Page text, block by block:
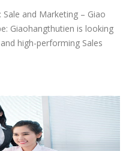
Sale and Marketing – Giao
Giaohangthutien is looking
high-performing Sales